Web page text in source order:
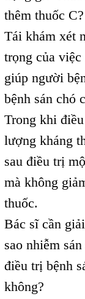
thêm thuốc C?
Tái khám xét
trọng của
giúp người
bệnh sán chó
Trong khi
lượng kháng
sau điều trị
mà không
thuốc.
Bác sĩ cần
sao nhiễm
điều trị bệnh
không?